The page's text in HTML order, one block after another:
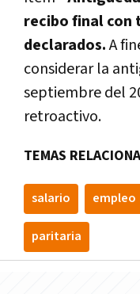
recibo final con
declarados.A
considerar la
septiembre del
retroactivo.
TEMAS
salario empleo
paritaria